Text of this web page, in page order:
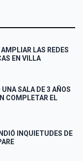
LAS REDES
EN VILLA
SALA DE 3 AÑOS
COMPLETAR EL
INQUIETUDES DE